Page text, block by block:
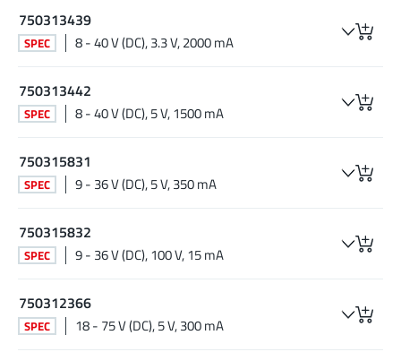
750313439
SPEC 8 - 40 V (DC), 3.3 V, 2000 mA
750313442
SPEC 8 - 40 V (DC), 5 V, 1500 mA
750315831
SPEC 9 - 36 V (DC), 5 V, 350 mA
750315832
SPEC 9 - 36 V (DC), 100 V, 15 mA
750312366
SPEC 18 - 75 V (DC), 5 V, 300 mA